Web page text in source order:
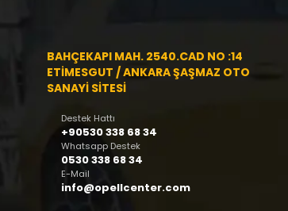
BAHÇEKAPI MAH. 2540.CAD NO :14
ETİMESGUT / ANKARA ŞAŞMAZ OTO
SANAYİ SİTESİ
Destek Hattı
+90530 338 68 34
Whatsapp Destek
0530 338 68 34
E-Mail
info@opellcenter.com